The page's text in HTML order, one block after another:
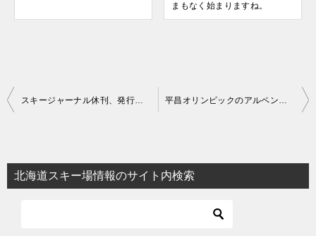
まもなく始まりますね。
投
ビ
ゲ
スキージャーナル休刊、発行元のスキージヤーナル（株）が破産申請！？ 平昌オリンピックのアルペンスキーも終わってしまいました。
北海道スキー場情報のサイト内検索